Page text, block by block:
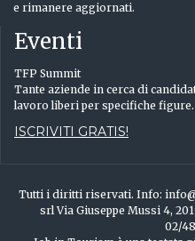
e rimanere aggiornati.
Eventi
TFP Summit
Tante aziende in cerca di
lavoro liberi per specifiche figure.
ISCRIVITI GRATIS!
Tutti i diritti riservati. Info:
srl Via Giuseppe Mussi 4,
02/